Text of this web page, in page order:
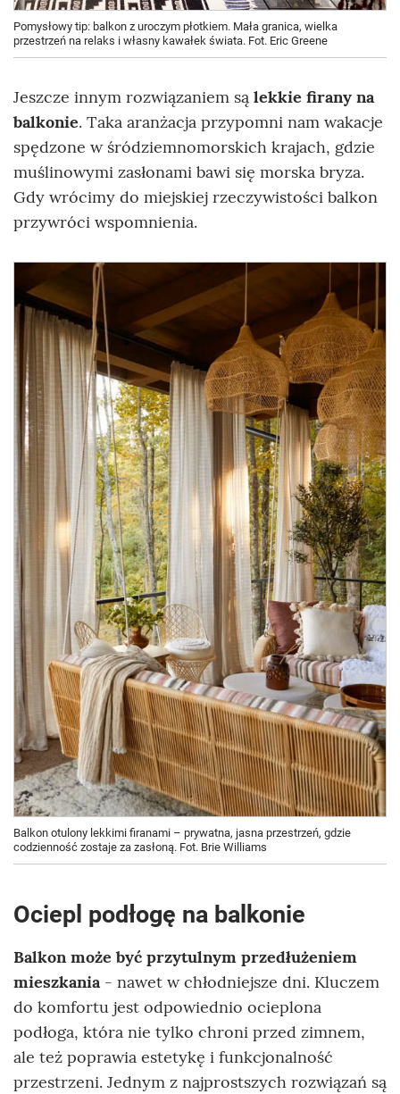
Pomysłowy tip: balkon z uroczym płotkiem. Mała granica, wielka
przestrzeń na relaks i własny kawałek świata. Fot. Eric Greene
Jeszcze innym rozwiązaniem są lekkie firany na
balkonie. Taka aranżacja przypomni nam wakacje
spędzone w śródziemnomorskich krajach, gdzie
muślinowymi zasłonami bawi się morska bryza.
Gdy wrócimy do miejskiej rzeczywistości balkon
przywróci wspomnienia.
Balkon otulony lekkimi firanami – prywatna, jasna przestrzeń, gdzie
codzienność zostaje za zasłoną. Fot. Brie Williams
Ociepl podłogę na balkonie
Balkon może być przytulnym przedłużeniem
mieszkania- nawet w chłodniejsze dni. Kluczem
do komfortu jest odpowiednio ocieplona
podłoga, która nie tylko chroni przed zimnem,
ale też poprawia estetykę i funkcjonalność
przestrzeni. Jednym z najprostszych rozwiązań są